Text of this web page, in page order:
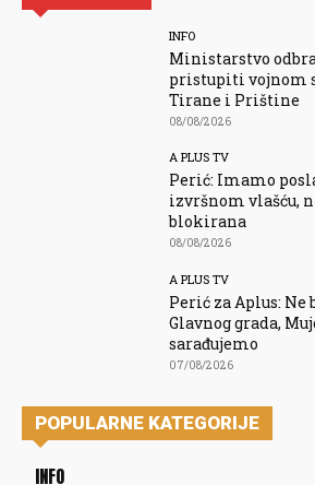
INFO
Ministarstvo
pristupiti vojnom
Tirane i Prištine
08/08/2026
A PLUS TV
Perić: Imamo
izvršnom vlašću,
blokirana
08/08/2026
A PLUS TV
Perić za Aplus:
Glavnog grada,
sarađujemo
07/08/2026
POPULARNE KATEGORIJE
INFO